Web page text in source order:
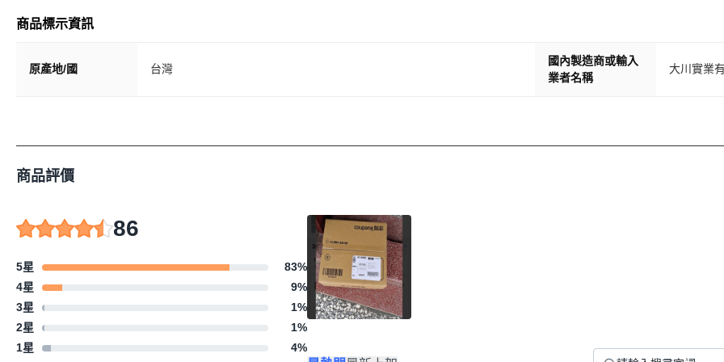
商品標示資訊
原產地/國 台灣
國內製造商或輸入
業者名稱
大川實業
商品評價
86
5星 83%
4星
9%
3星
1%
2星
1%
1星
4%